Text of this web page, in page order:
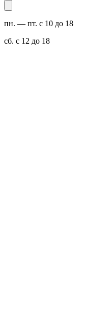
пн. — пт. с 10 до 18
сб. с 12 до 18